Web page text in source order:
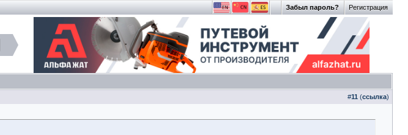
Регистрация
Забыл пароль?
#11 (ссылка)